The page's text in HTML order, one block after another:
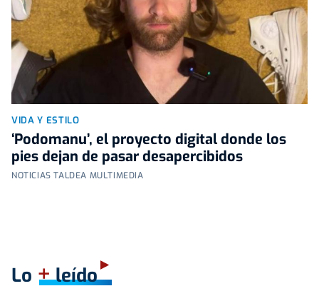
VIDA Y ESTILO
‘Podomanu’, el proyecto digital donde los
pies dejan de pasar desapercibidos
NOTICIAS TALDEA MULTIMEDIA
Lo +leído